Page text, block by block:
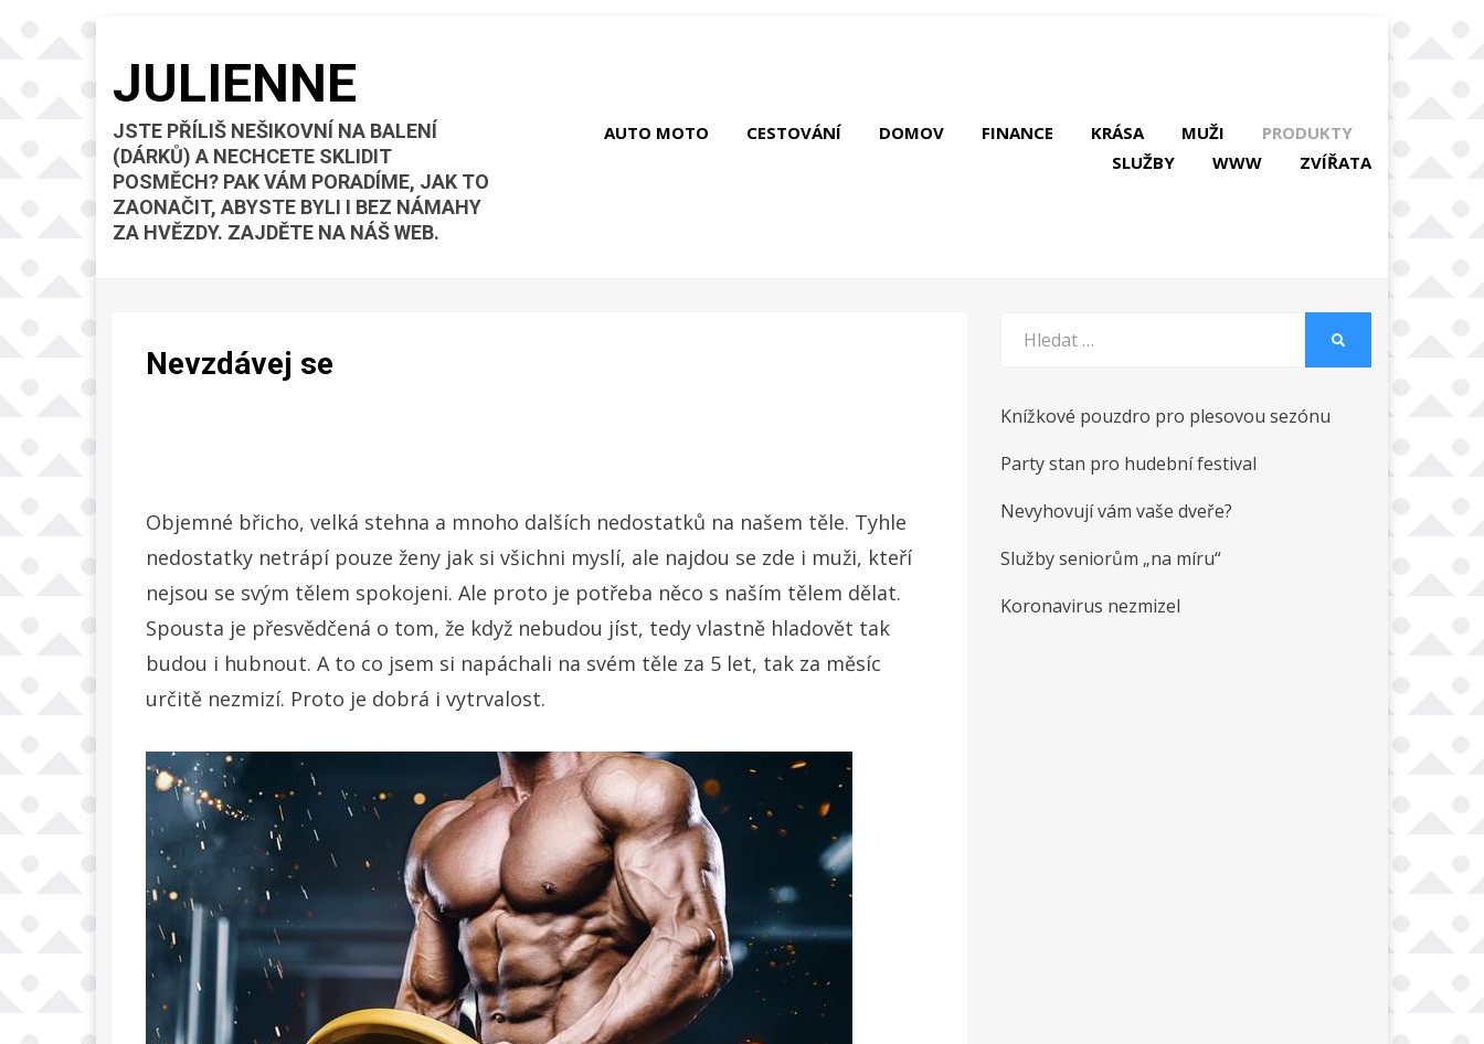
JULIENNE
JSTE PŘÍLIŠ NEŠIKOVNÍ NA BALENÍ
(DÁRKŮ) A NECHCETE SKLIDIT
POSMĚCH? PAK VÁM PORADÍME, JAK TO
ZAONAČIT, ABYSTE BYLI I BEZ NÁMAHY
ZA HVĚZDY. ZAJDĚTE NA NÁŠ WEB.
AUTO MOTO CESTOVÁNÍ DOMOV FINANCE KRÁSA MUŽI
PRODUKTY
SLUŽBY
WWW ZVÍŘATA
Nevzdávej se
Objemné břicho, velká stehna a mnoho dalších nedostatků na našem těle. Tyhle
nedostatky netrápí pouze ženy jak si všichni myslí, ale najdou se zde i muži, kteří
nejsou se svým tělem spokojeni. Ale proto je potřeba něco s naším tělem dělat.
Spousta je přesvědčená o tom, že když nebudou jíst, tedy vlastně hladovět tak
budou i hubnout. A to co jsem si napáchali na svém těle za 5 let, tak za měsíc
určitě nezmizí. Proto je dobrá i vytrvalost.
Knížkové pouzdro pro plesovou sezónu
Party stan pro hudební festival
Nevyhovují vám vaše dveře?
Služby seniorům „na míru“
Koronavirus nezmizel